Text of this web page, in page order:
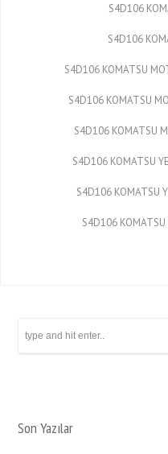
S4D106
S4D106
S4D106 KOMATSU
S4D106 KOMATSU
S4D106 KOMATSU
S4D106 KOMATSU
S4D106 KOMATSU
S4D106 KOMATSU
Son Yazılar